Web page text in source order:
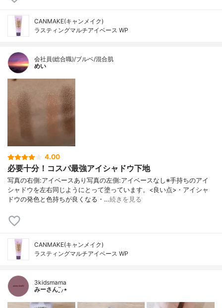
CANMAKE(キャンメイク)
ラスティングマルチアイベース WP
会社員(総合職)/ブルベ/混合肌
めい
4.00
必要十分！コスパ最強アイシャドウ下地
写真の右側:アイベースあり写真の左側:アイベースなし※手持ちのアイ
シャドウを左右同じようにとって塗っています。<良い点>・アイシャ
ドウの発色と色持ちが良くなる・…続きを見る
CANMAKE(キャンメイク)
ラスティングマルチアイベース WP
3kidsmama
みーさん¨̮⸝⋆